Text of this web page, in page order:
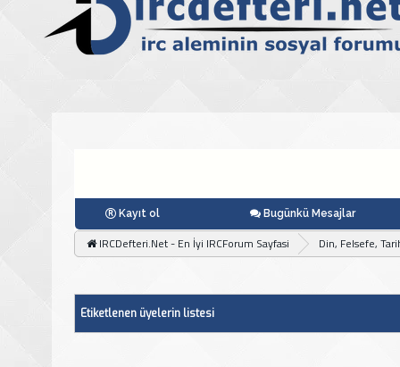
Kayıt ol Bugünkü Mesajlar
IRCDefteri.Net - En İyi IRCForum Sayfasi Din, Felsefe,
Etiketlenen üyelerin listesi